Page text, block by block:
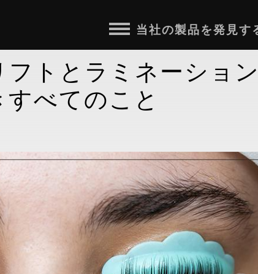
当社の製品を発見す
トとラミネーション
べてのこと